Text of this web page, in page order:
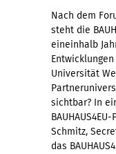
Nach dem
steht die
eineinhalb
Universität
sichtbar? In
Schmitz,
das